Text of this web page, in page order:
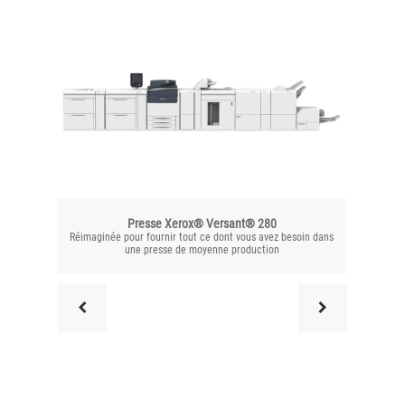
Presse Xerox® Versant® 280
Réimaginée pour fournir tout ce dont vous avez besoin dans
une presse de moyenne production